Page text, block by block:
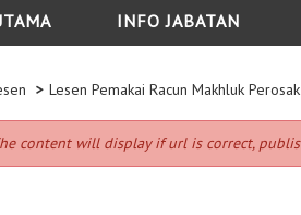
INFO JABATAN
Lesen Pemakai Racun Makhluk Perosak
content will display if url is correct,